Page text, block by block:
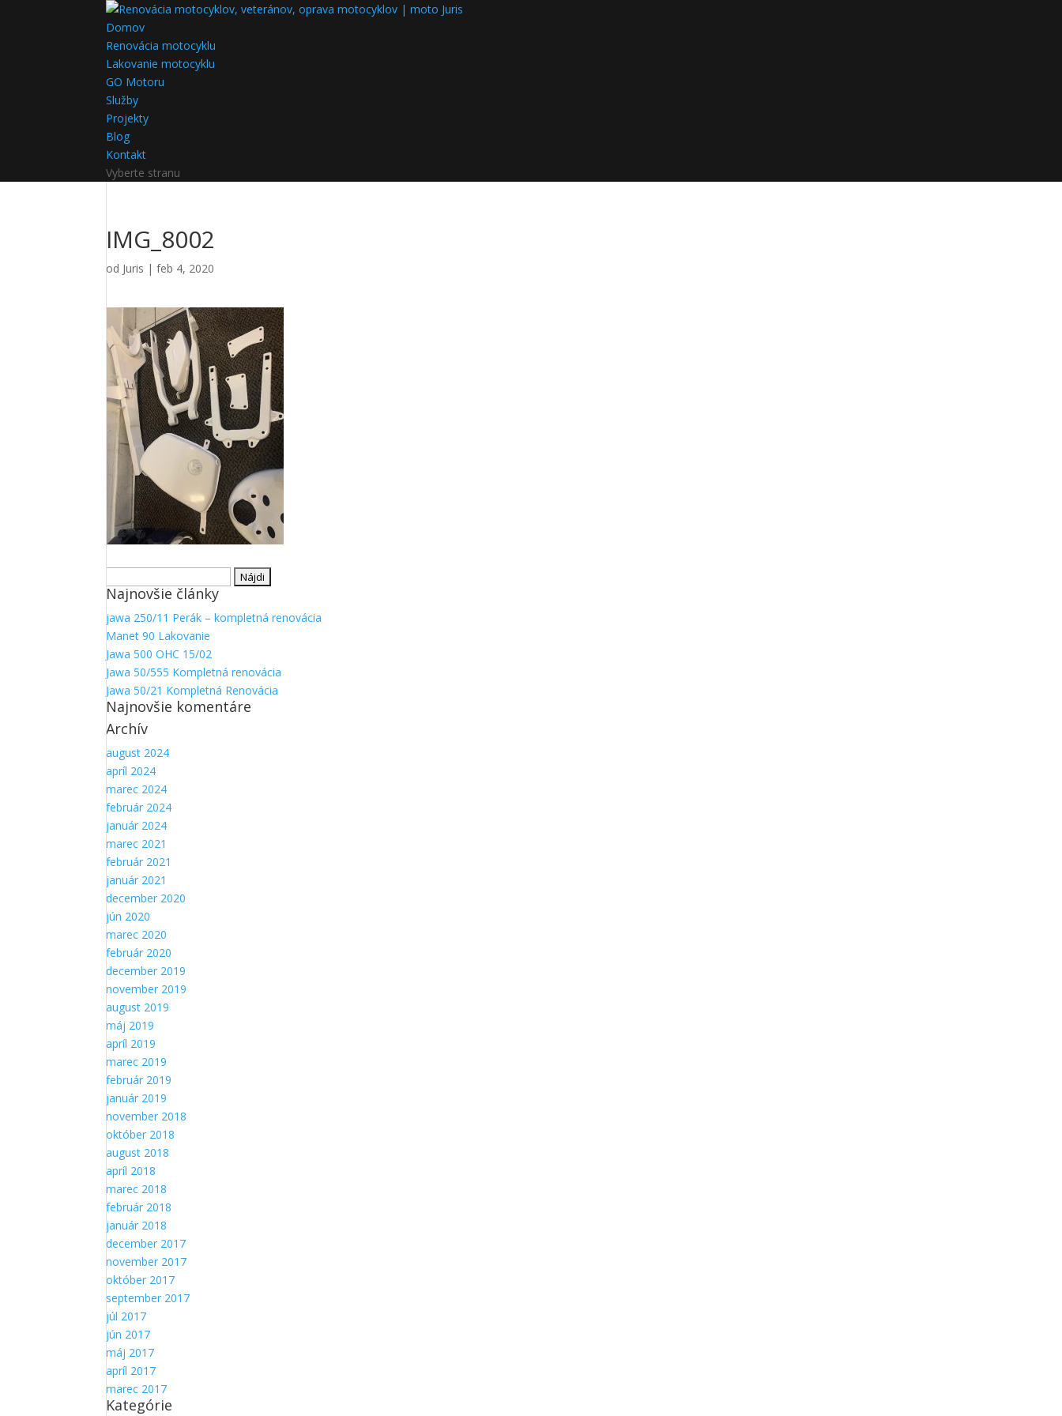
Domov
Renovácia motocyklu
Lakovanie motocyklu
GO Motoru
Služby
Projekty
Blog
Kontakt
Vyberte stranu
IMG_8002
od Juris |feb 4, 2020
Najnovšie články
jawa 250/11 Perák – kompletná renovácia
Manet 90 Lakovanie
Jawa 500 OHC 15/02
Jawa 50/555 Kompletná renovácia
Jawa 50/21 Kompletná Renovácia
Najnovšie komentáre
Archív
august 2024
apríl 2024
marec 2024
február 2024
január 2024
marec 2021
február 2021
január 2021
december 2020
jún 2020
marec 2020
február 2020
december 2019
november 2019
august 2019
máj 2019
apríl 2019
marec 2019
február 2019
január 2019
november 2018
október 2018
august 2018
apríl 2018
marec 2018
február 2018
január 2018
december 2017
november 2017
október 2017
september 2017
júl 2017
jún 2017
máj 2017
apríl 2017
marec 2017
Kategórie